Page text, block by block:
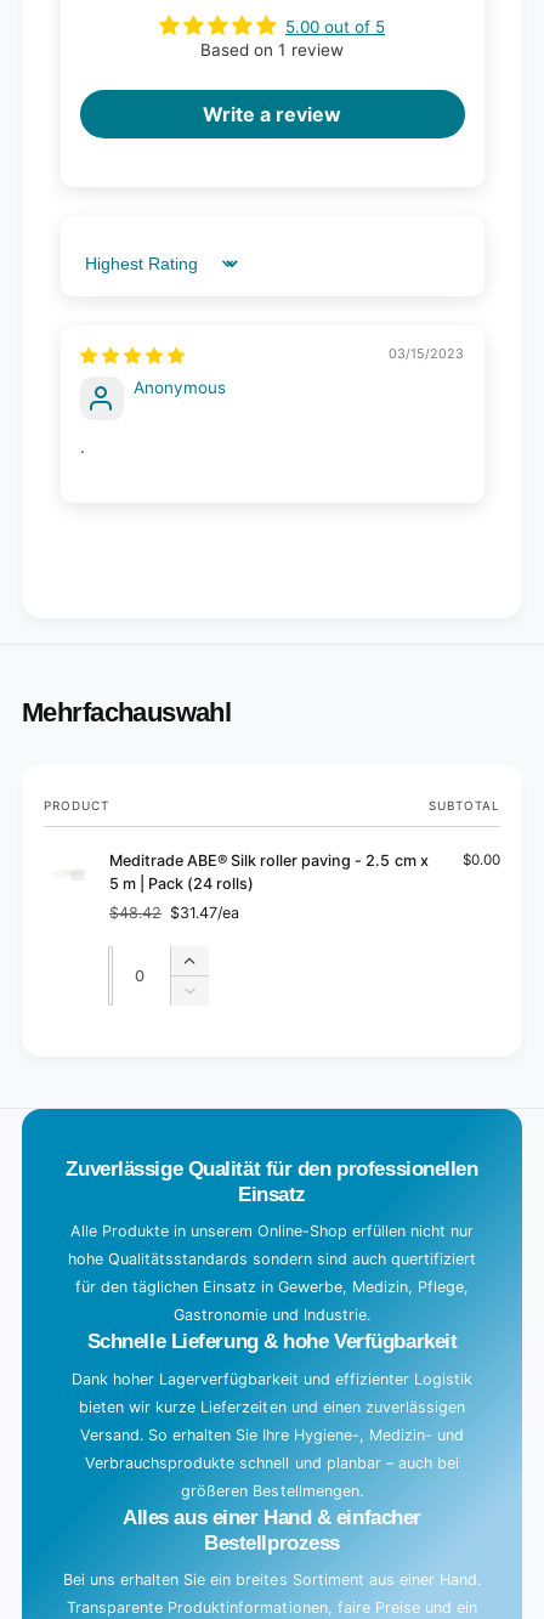
5.00 out of 5
Based on 1 review
Write a review
Sort by
03/15/2023
Anonymous
.
Mehrfachauswahl
Your
cart
PRODUCT SUBTOTAL
Meditrade ABE® Silk roller paving - 2.5 cm x
5 m | Pack (24 rolls)
Regular
price
$48.42
Sale
price
$31.47/ea
$0.00
Quantity
Increase
quantity
Decrease
a
Zuverlässige Qualität für den professionellen
Einsatz
Alle Produkte in unserem Online-Shop erfüllen nicht nur
hohe Qualitätsstandards sondern sind auch quertifiziert
für den täglichen Einsatz in Gewerbe, Medizin, Pflege,
Gastronomie und Industrie.
Schnelle Lieferung & hohe Verfügbarkeit
Dank hoher Lagerverfügbarkeit und effizienter Logistik
bieten wir kurze Lieferzeiten und einen zuverlässigen
Versand. So erhalten Sie Ihre Hygiene-, Medizin- und
Verbrauchsprodukte schnell und planbar – auch bei
größeren Bestellmengen.
Alles aus einer Hand & einfacher
Bestellprozess
Bei uns erhalten Sie ein breites Sortiment aus einer Hand.
Transparente Produktinformationen, faire Preise und ein